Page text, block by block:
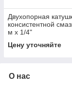
Двухопорная
консистентной
м х 1/4"
Цену уточняйте
О нас